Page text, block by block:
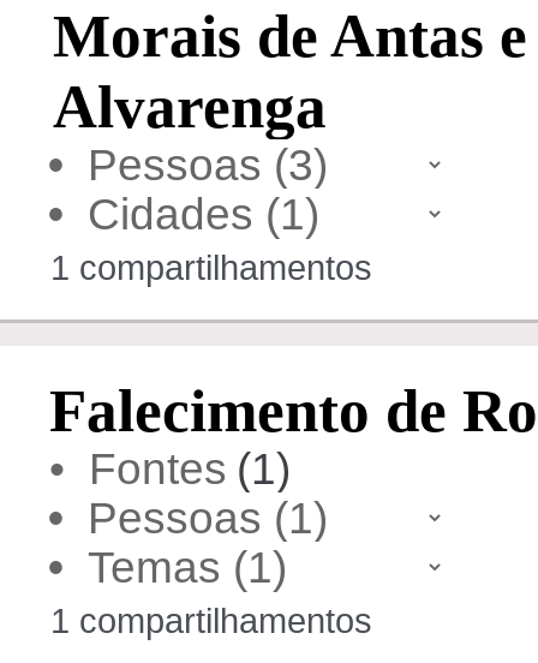
Morais de Antas
Alvarenga
•
•
1 compartilhamentos
Falecimento de
• Fontes(1)
•
•
1 compartilhamentos